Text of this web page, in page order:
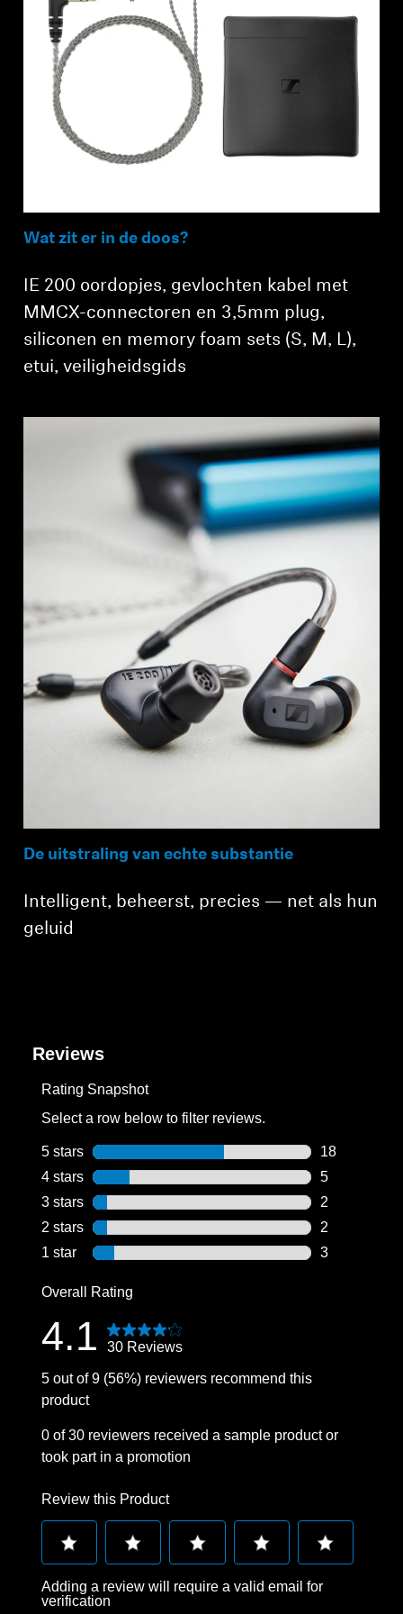
Wat zit er in de doos?
IE 200 oordopjes, gevlochten kabel met
MMCX-connectoren en 3,5mm plug,
siliconen en memory foam sets (S, M, L),
etui, veiligheidsgids
De uitstraling van echte substantie
Intelligent, beheerst, precies — net als hun
geluid
Reviews
Rating Snapshot
Select a row below to filter reviews.
5 stars stars
18
18 reviews
4 stars stars
5
5 reviews
3 stars stars
2
2 reviews
2 stars stars
2
2 reviews
1 star stars
3
Overall Rating
4.1 30 Reviews
5 out of 9 (56%) reviewers recommend this
product
0 of 30 reviewers received a sample product or
took part in a promotion
Review this Product
to
to
Adding a review will require a valid email for
verification
artikelen te bekijken.